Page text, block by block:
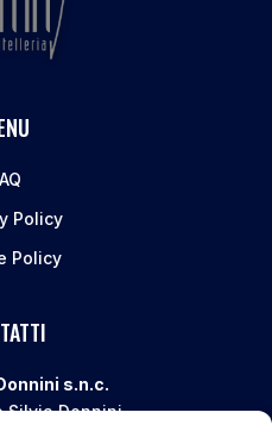
Policy
Policy
s.n.c.
Silvia Donnini